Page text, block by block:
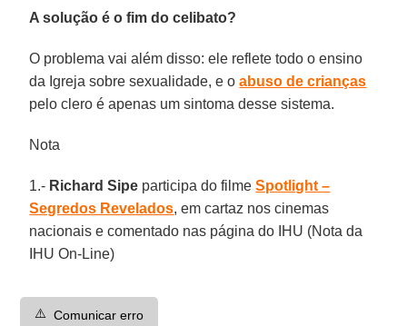
A solução é o fim do celibato?
O problema vai além disso: ele reflete todo o ensino
da Igreja sobre sexualidade, e oabuso de crianças
pelo clero é apenas um sintoma desse sistema.
Nota
1.- Richard Sipe participa do filmeSpotlight –
Segredos Revelados, em cartaz nos cinemas
nacionais e comentado nas página do IHU (Nota da
IHU On-Line)
⚠️ Comunicar erro